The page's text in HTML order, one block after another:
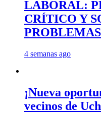
LABORAL:
CRÍTICO Y
PROBLEMAS
4 semanas ago
¡Nueva
vecinos de